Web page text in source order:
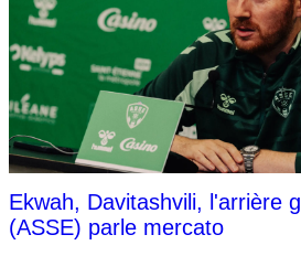
Ekwah, Davitashvili, l'arrière
(ASSE) parle mercato